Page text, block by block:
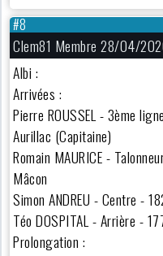
#8
Clem81 Membre 28/04/
Albi :
Arrivées :
Pierre ROUSSEL - 3ème
Aurillac (Capitaine)
Romain MAURICE -
Mâcon
Simon ANDREU - Centre -
Téo DOSPITAL - Arrière -
Prolongation :